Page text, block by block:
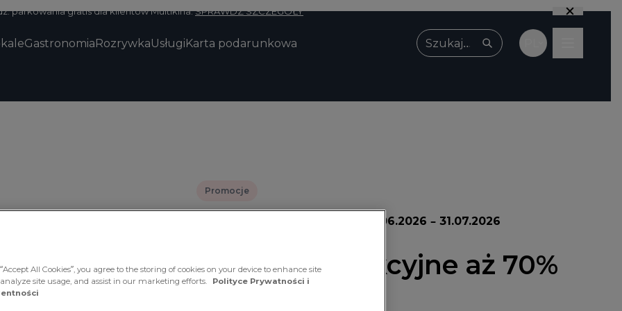
parkowania gratis dla klientów Multikina.SPRAWDŹ SZCZEGÓŁY
GastronomiaRozrywkaUsługiKarta podarunkowa
Wpisz, czego szukasz
Promocje
01.06.2026 – 31.07.2026
Okulary korekcyjne aż 70%
All Cookies”, you agree to the storing of cookies on your device to enhance site
site usage, and assist in our marketing efforts.
Polityce Prywatności i